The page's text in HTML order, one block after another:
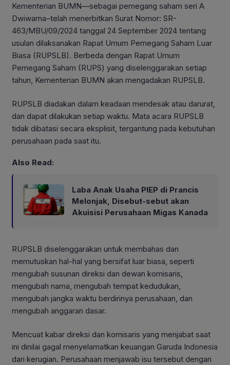
Kementerian BUMN—sebagai pemegang saham seri A
Dwiwarna–telah menerbitkan Surat Nomor: SR-
463/MBU/09/2024 tanggal 24 September 2024 tentang
usulan dilaksanakan Rapat Umum Pemegang Saham Luar
Biasa (RUPSLB). Berbeda dengan Rapat Umum
Pemegang Saham (RUPS) yang diselenggarakan setiap
tahun, Kementerian BUMN akan mengadakan RUPSLB.
RUPSLB diadakan dalam keadaan mendesak atau darurat,
dan dapat dilakukan setiap waktu. Mata acara RUPSLB
tidak dibatasi secara eksplisit, tergantung pada kebutuhan
perusahaan pada saat itu.
Also Read:
Laba Anak Usaha PIEP di Prancis
Melonjak, Disebut-sebut akan
Akuisisi Perusahaan Migas Kanada
RUPSLB diselenggarakan untuk membahas dan
memutuskan hal-hal yang bersifat luar biasa, seperti
mengubah susunan direksi dan dewan komisaris,
mengubah nama, mengubah tempat kedudukan,
mengubah jangka waktu berdirinya perusahaan, dan
mengubah anggaran dasar.
Mencuat kabar direksi dan komisaris yang menjabat saat
ini dinilai gagal menyelamatkan keuangan Garuda Indonesia
dari kerugian. Perusahaan menjawab isu tersebut dengan